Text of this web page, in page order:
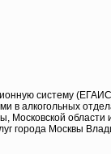
систему
в алкогольных
Московской области
города Москвы